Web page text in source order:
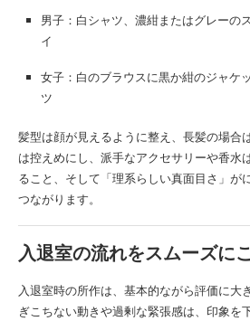
男子：白シャツ、濃紺またはグレーの
イ
女子：白のブラウスに黒か紺のジャケ
ツ
髪型は顔が見えるように整え、長髪の場合
は控えめにし、派手なアクセサリーや香水
ること、そして「理系らしい真面目さ」が
つながります。
入退室の流れをスムーズに
入退室時の所作は、基本的ながら評価に大
ぎこちない動きや過剰な緊張感は、印象を